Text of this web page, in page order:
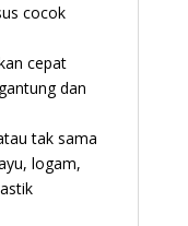
cocok
cepat
dan
tak sama
logam,